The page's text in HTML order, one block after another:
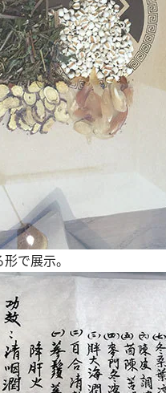
で展示。